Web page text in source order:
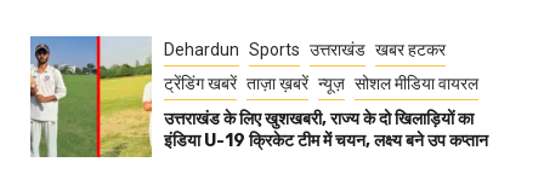
Dehardun Sports उत्तराखंड खबर हटकर
ट्रेंडिंग खबरें ताज़ा ख़बरें न्यूज़ सोशल मीडिया वायरल
उत्तराखंड के लिए खुशखबरी, राज्य के दो खिलाड़ियों का
इंडिया U-19 क्रिकेट टीम में चयन, लक्ष्य बने उप कप्तान